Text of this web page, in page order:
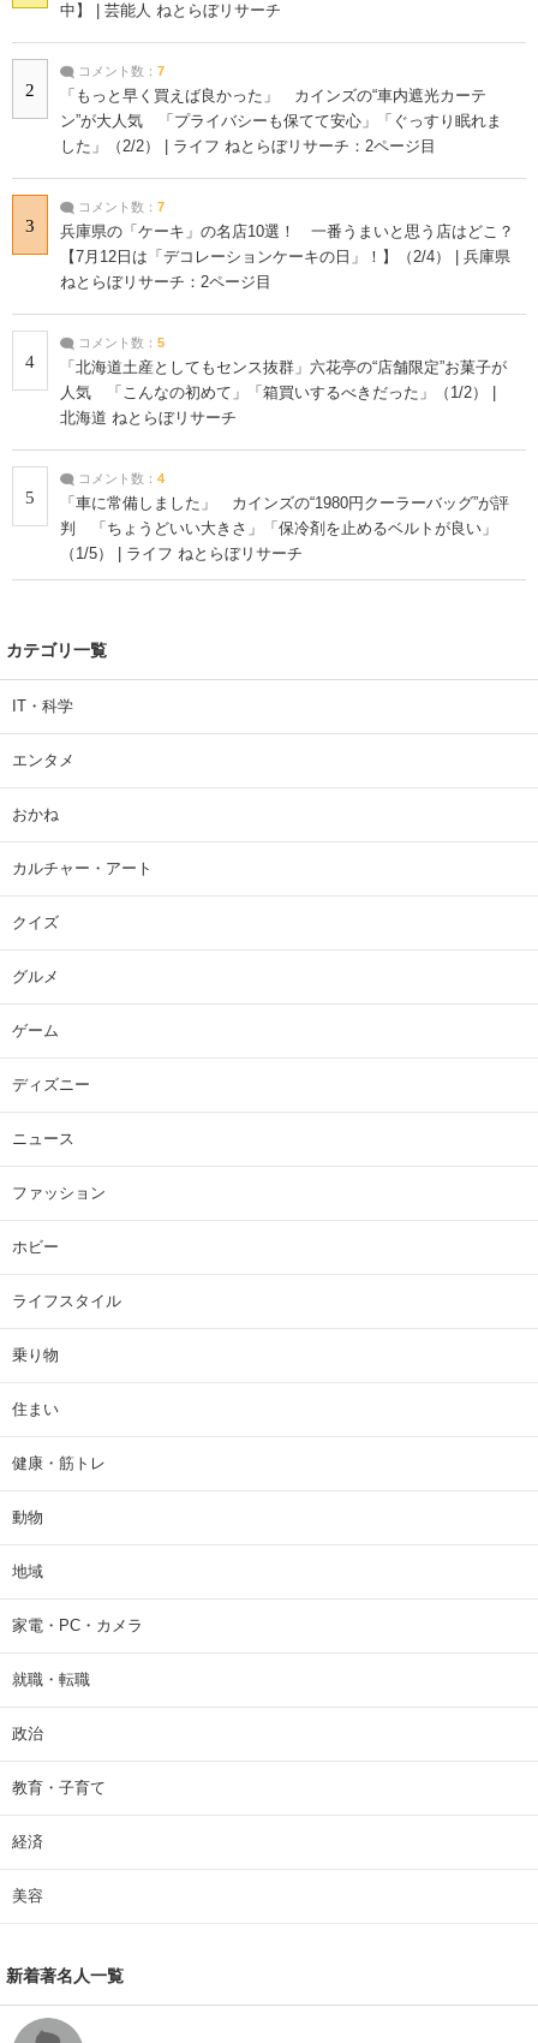
中】 | 芸能人 ねとらぼリサーチ
2
コメント数： 7
「もっと早く買えば良かった」 カインズの“車内遮光カーテ
ン”が大人気 「プライバシーも保てて安心」「ぐっすり眠れま
した」（2/2） | ライフ ねとらぼリサーチ：2ページ目
3
コメント数： 7
兵庫県の「ケーキ」の名店10選！ 一番うまいと思う店はどこ？
【7月12日は「デコレーションケーキの日」！】（2/4） | 兵庫県
ねとらぼリサーチ：2ページ目
4
コメント数： 5
「北海道土産としてもセンス抜群」六花亭の“店舗限定”お菓子が
人気 「こんなの初めて」「箱買いするべきだった」（1/2） |
北海道 ねとらぼリサーチ
5
コメント数： 4
「車に常備しました」 カインズの“1980円クーラーバッグ”が評
判 「ちょうどいい大きさ」「保冷剤を止めるベルトが良い」
（1/5） | ライフ ねとらぼリサーチ
カテゴリ一覧
IT・科学
エンタメ
おかね
カルチャー・アート
クイズ
グルメ
ゲーム
ディズニー
ニュース
ファッション
ホビー
ライフスタイル
乗り物
住まい
健康・筋トレ
動物
地域
家電・PC・カメラ
就職・転職
政治
教育・子育て
経済
美容
新着著名人一覧